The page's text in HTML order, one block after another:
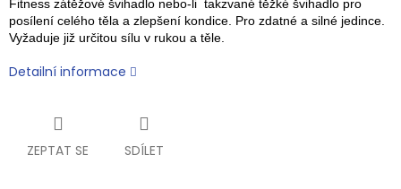
Fitness zátěžové švihadlo nebo-li takzvané těžké švihadlo pro
posílení celého těla a zlepšení kondice. Pro zdatné a silné jedince.
Vyžaduje již určitou sílu v rukou a těle.
Detailní informace
ZEPTAT SE SDÍLET